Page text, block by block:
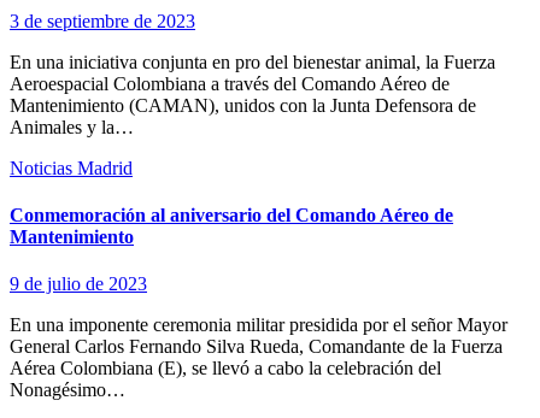
3 de septiembre de 2023
En una iniciativa conjunta en pro del bienestar animal, la Fuerza
Aeroespacial Colombiana a través del Comando Aéreo de
Mantenimiento (CAMAN), unidos con la Junta Defensora de
Animales y la…
Noticias Madrid
Conmemoración al aniversario del Comando Aéreo de
Mantenimiento
9 de julio de 2023
En una imponente ceremonia militar presidida por el señor Mayor
General Carlos Fernando Silva Rueda, Comandante de la Fuerza
Aérea Colombiana (E), se llevó a cabo la celebración del
Nonagésimo…